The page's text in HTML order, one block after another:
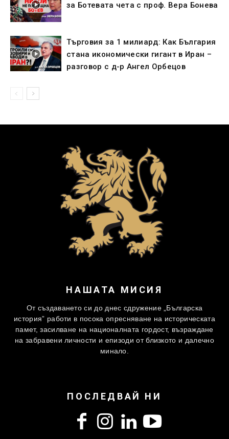
за Ботевата чета с проф. Вера Бонева
Търговия за 1 милиард: Как България
стана икономически гигант в Иран –
разговор с д-р Ангел Орбецов
НАШАТА МИСИЯ
От създаването си до днес сдружение „Българска
история” работи в посока опресняване на историческата
памет, засилване на националната гордост, възраждане
на забравени личности и епизоди от близкото и далечно
минало.
ПОСЛЕДВАЙ НИ